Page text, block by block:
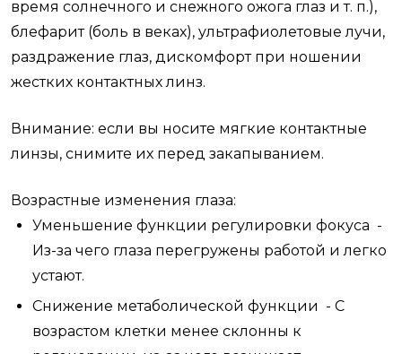
время солнечного и снежного ожога глаз и т. п.),
блефарит (боль в веках), ультрафиолетовые лучи,
раздражение глаз, дискомфорт при ношении
жестких контактных линз.
Внимание: если вы носите мягкие контактные
линзы, снимите их перед закапыванием.
Возрастные изменения глаза:
Уменьшение функции регулировки фокуса -
Из-за чего глаза перегружены работой и легко
устают.
Снижение метаболической функции - С
возрастом клетки менее склонны к